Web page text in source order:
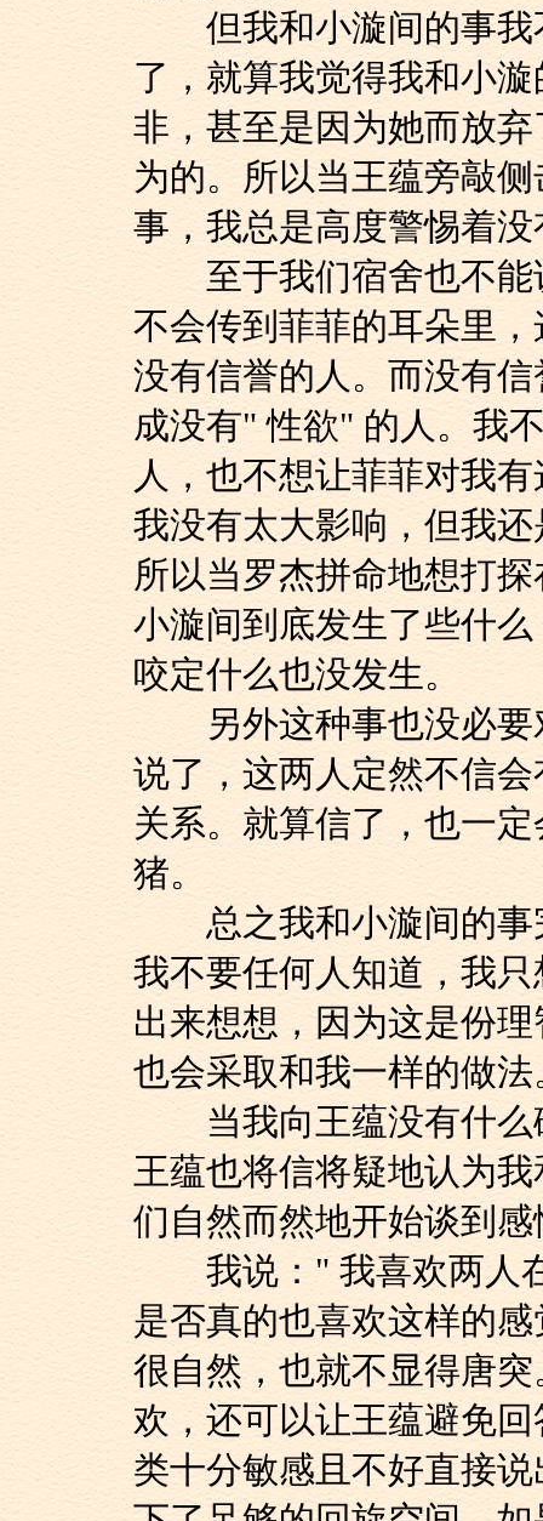
但我和小漩间的事我
了，就算我觉得我和小
非，甚至是因为她而放
为的。所以当王蕴旁敲
事，我总是高度警惕着
至于我们宿舍也不能
不会传到菲菲的耳朵里
没有信誉的人。而没有
成没有" 性欲" 的人。我
人，也不想让菲菲对我
我没有太大影响，但我
所以当罗杰拼命地想打
小漩间到底发生了些什
咬定什么也没发生。
另外这种事也没必要
说了，这两人定然不信
关系。就算信了，也一
猪。
总之我和小漩间的事
我不要任何人知道，我
出来想想，因为这是份
也会采取和我一样的做法
当我向王蕴没有什么
王蕴也将信将疑地认为
们自然而然地开始谈到
我说：" 我喜欢两人在
是否真的也喜欢这样的
很自然，也就不显得唐
欢，还可以让王蕴避免
类十分敏感且不好直接